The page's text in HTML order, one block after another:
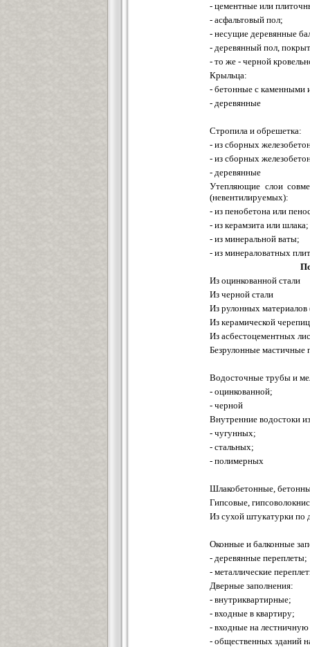
- цементные или
- асфальтовый пол;
- несущие деревянные
- деревянный пол,
- то же - черной
Крыльца:
- бетонные с каменными
- деревянные
Стропила и обрешетка:
- из сборных
- из сборных
- деревянные
Утепляющие слои
(невентилируемых):
- из пенобетона или
- из керамзита или шлака;
- из минеральной ваты;
- из минераловатных плит
Из оцинкованной стали
Из черной стали
Из рулонных материалов
Из керамической
Из асбестоцементных
Безрулонные мастичные
Водосточные трубы и
- оцинкованной;
- черной
Внутренние водостоки
- чугунных;
- стальных;
- полимерных
Шлакобетонные,
Гипсовые,
Из сухой штукатурки по
Оконные и балконные
- деревянные переплеты;
- металлические
Дверные заполнения:
- внутриквартирные;
- входные в квартиру;
- входные на лестничную
- общественных зданий